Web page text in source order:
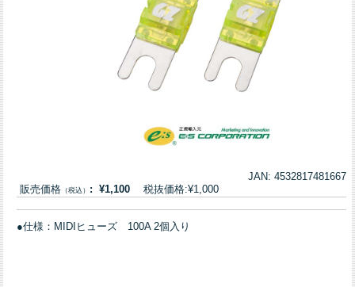
JAN: 4532817481667
販売価格 （税込） : ¥1,100 税抜価格:¥1,000
●仕様：MIDIヒューズ 100A 2個入り